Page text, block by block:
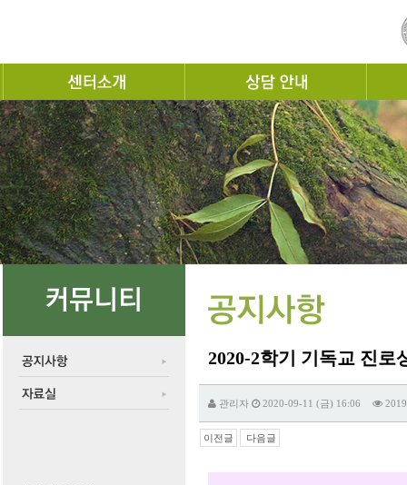
2020-2학기 기독교 진로
관리자 2020-09-11 (금) 16:06 2019
이전글 다음글